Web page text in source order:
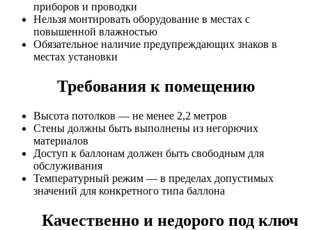
приборов и проводки
Нельзя монтировать оборудование в местах с
повышенной влажностью
Обязательное наличие предупреждающих знаков в
местах установки
Требования к помещению
Высота потолков — не менее 2,2 метров
Стены должны быть выполнены из негорючих
материалов
Доступ к баллонам должен быть свободным для
обслуживания
Температурный режим — в пределах допустимых
значений для конкретного типа баллона
Качественно и недорого под ключ